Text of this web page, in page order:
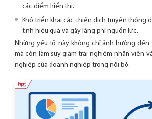
các điểm hiển thị.
Khó triển khai các chiến dịch truyền thông
tính hiệu quả và gây lãng phí nguồn lực.
Những yếu tố này không chỉ ảnh hưởng đến
mà còn làm suy giảm trải nghiệm nhân viên
nghiệp của doanh nghiệp trong nội bộ.